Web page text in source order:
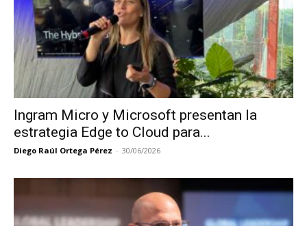
Ingram Micro y Microsoft presentan la
estrategia Edge to Cloud para...
Diego Raúl Ortega Pérez - 30/06/2026